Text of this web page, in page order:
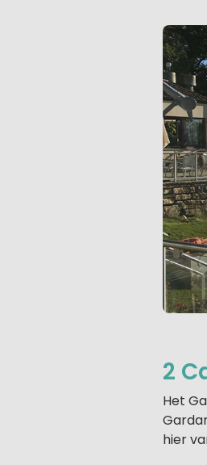
2
Het
hier